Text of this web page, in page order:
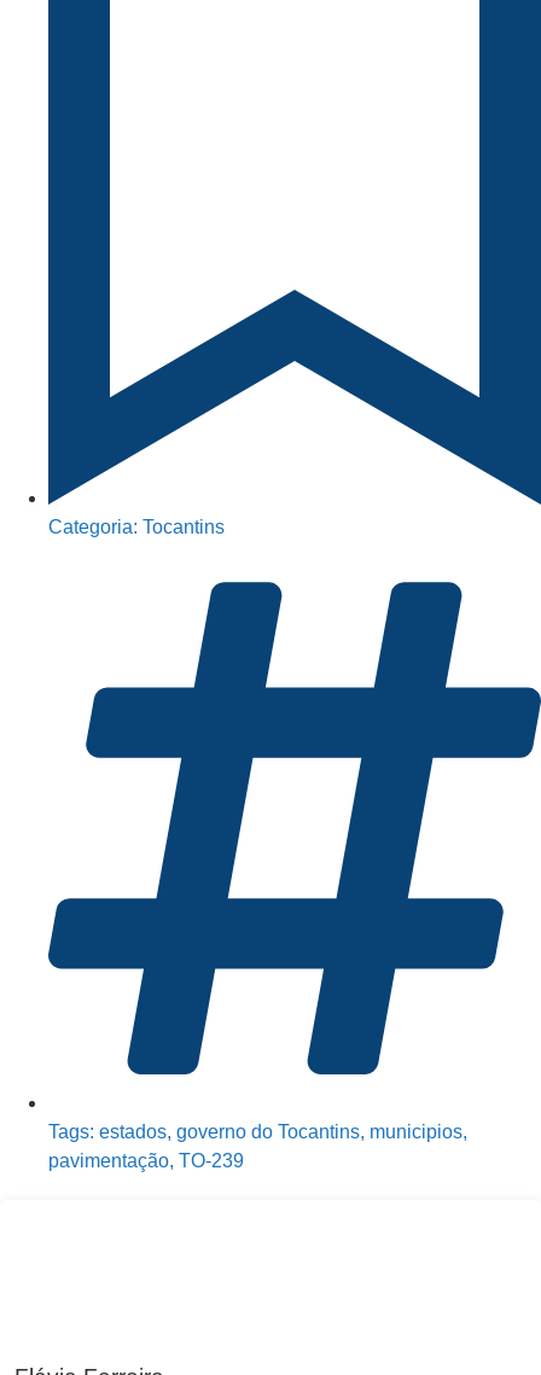
Categoria: Tocantins
Tags: estados, governo do Tocantins, municipios,
pavimentação, TO-239